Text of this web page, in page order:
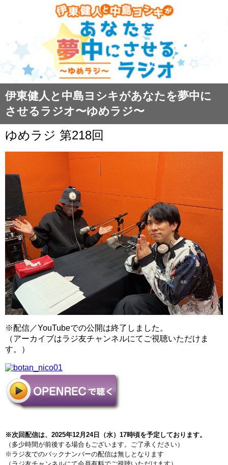
伊東健人と中島ヨシキがあなたを夢中に
させるラジオ〜ゆめラジ〜
ゆめラジ 第218回
※配信／YouTubeでの公開は終了しました。
（アーカイブはラジ友チャンネルにてご視聴いただけま
す。）
※次回配信は、2025年12月24日（水）17時頃を予定しております。
（多少時間が前後する場合もございます。ご了承ください）
※ラジ友でのバックナンバーの配信は無しとなります